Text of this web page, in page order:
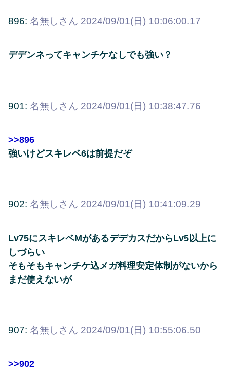
896: 名無しさん 2024/09/01(日) 10:06:00.17
デデンネってキャンチケなしでも強い？
901: 名無しさん 2024/09/01(日) 10:38:47.76
>>896
強いけどスキレベ6は前提だぞ
902: 名無しさん 2024/09/01(日) 10:41:09.29
Lv75にスキレベMがあるデデカスだからLv5以上に
しづらい
そもそもキャンチケ込メガ料理安定体制がないから
まだ使えないが
907: 名無しさん 2024/09/01(日) 10:55:06.50
>>902